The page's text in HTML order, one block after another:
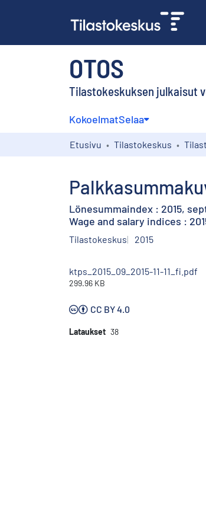
OTOS
Tilastokeskuksen julkaisut
KokoelmatSelaa
Etusivu Tilastokeskus
Lönesummaindex : 2015,
Wage and salary indices :
Tilastokeskus 2015
ktps_2015_09_2015-11-11_fi.pdf
299.96 KB
CC BY 4.0
Lataukset 38